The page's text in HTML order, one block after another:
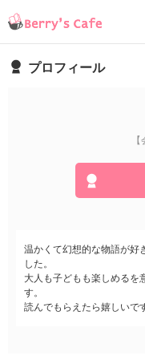
プロフィール
温かくて幻想的な物語が好
した。
大人も子どもも楽しめるを
す。
読んでもらえたら嬉しいで